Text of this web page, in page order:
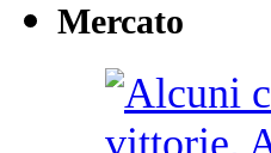
Mercato